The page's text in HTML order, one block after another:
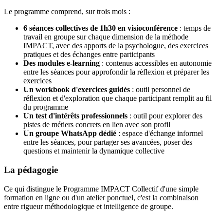
Le programme comprend, sur trois mois :
6 séances collectives de 1h30 en visioconférence : temps de
travail en groupe sur chaque dimension de la méthode
IMPACT, avec des apports de la psychologue, des exercices
pratiques et des échanges entre participants
Des modules e-learning : contenus accessibles en autonomie
entre les séances pour approfondir la réflexion et préparer les
exercices
Un workbook d'exercices guidés : outil personnel de
réflexion et d'exploration que chaque participant remplit au fil
du programme
Un test d'intérêts professionnels : outil pour explorer des
pistes de métiers concrets en lien avec son profil
Un groupe WhatsApp dédié : espace d'échange informel
entre les séances, pour partager ses avancées, poser des
questions et maintenir la dynamique collective
La pédagogie
Ce qui distingue le Programme IMPACT Collectif d'une simple
formation en ligne ou d'un atelier ponctuel, c'est la combinaison
entre rigueur méthodologique et intelligence de groupe.